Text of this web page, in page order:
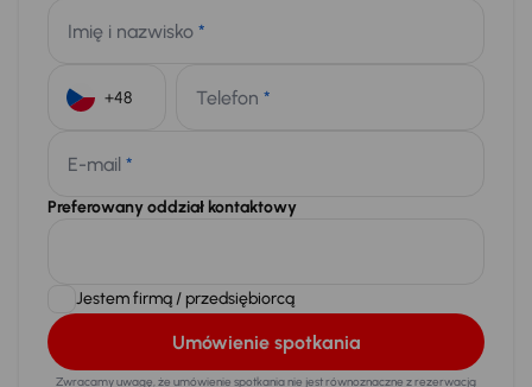
Imię i nazwisko *
Telefon *
E-mail *
Preferowany oddział kontaktowy
Jestem firmą / przedsiębiorcą
Umówienie spotkania
Zwracamy uwagę, że umówienie spotkania nie jest równoznaczne z rezerwacją